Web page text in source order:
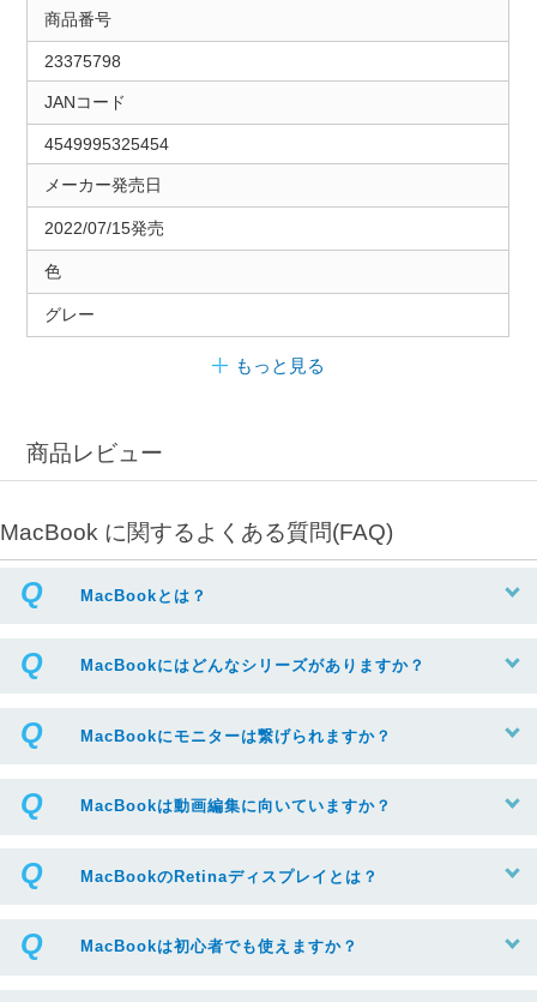
商品番号
23375798
JANコード
4549995325454
メーカー発売日
2022/07/15発売
色
グレー
もっと見る
商品レビュー
MacBook に関するよくある質問(FAQ)
MacBookとは？
MacBookにはどんなシリーズがありますか？
MacBookにモニターは繋げられますか？
MacBookは動画編集に向いていますか？
MacBookのRetinaディスプレイとは？
MacBookは初心者でも使えますか？